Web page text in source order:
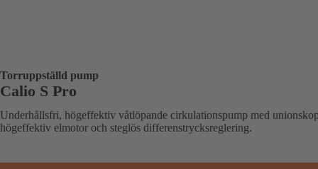
Torruppställd pump
Calio S Pro
Underhållsfri, högeffektiv våtlöpande cirkulationspump med
högeffektiv elmotor och steglös differenstrycksreglering.